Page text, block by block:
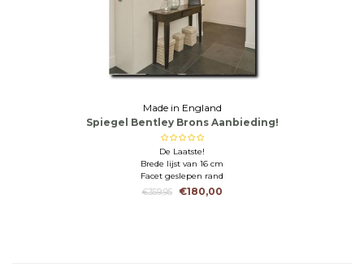
Made in England
Spiegel Bentley Brons Aanbieding!
De Laatste!
Brede lijst van 16 cm
Facet geslepen rand
€359,95
€180,00